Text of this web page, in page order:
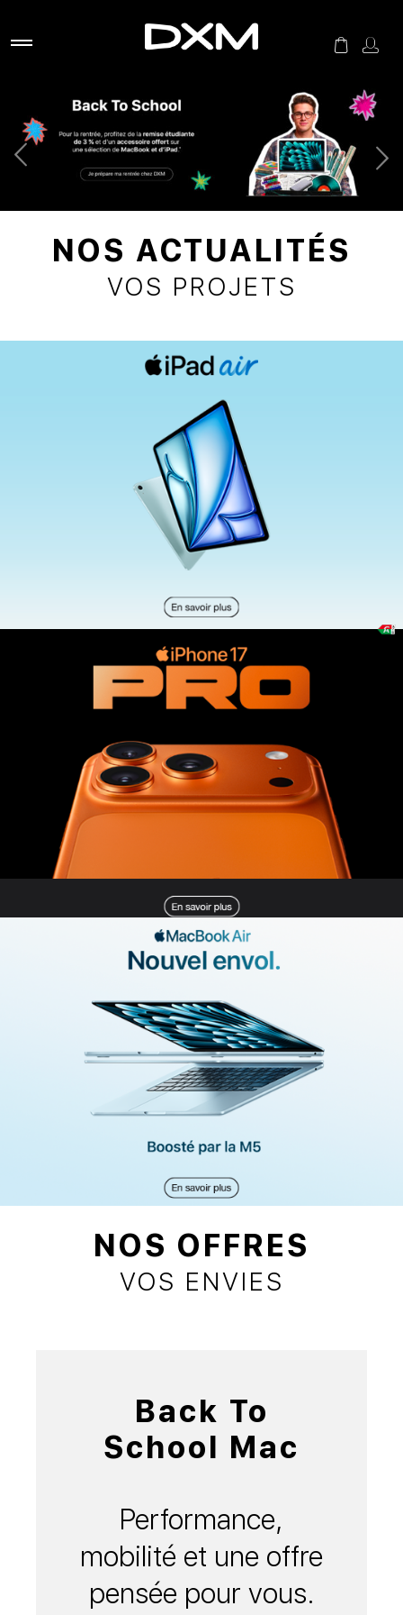
NOS ACTUALITÉS
VOS PROJETS
NOS OFFRES
VOS ENVIES
Back To
School Mac
Performance,
mobilité et une offre
pensée pour vous.